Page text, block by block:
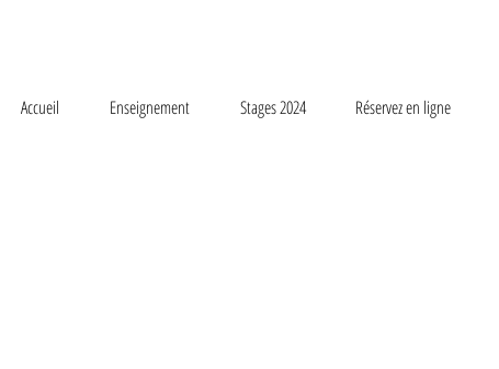
Accueil Enseignement Stages 2024 Réservez en ligne